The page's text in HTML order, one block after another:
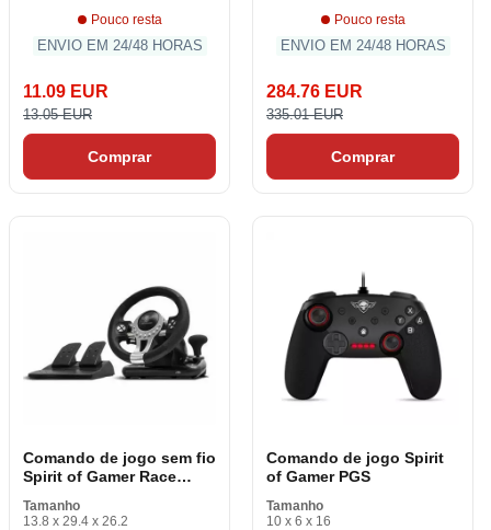
Pouco resta
ENVIO EM 24/48 HORAS
11.09 EUR
13.05 EUR
Comprar
Pouco resta
ENVIO EM 24/48 HORAS
284.76 EUR
335.01 EUR
Comprar
Comando de jogo sem fio
Spirit of Gamer Race
Tamanho
13.8 x 29.4 x 26.2
Comando de jogo Spirit
of Gamer PGS
Tamanho
10 x 6 x 16